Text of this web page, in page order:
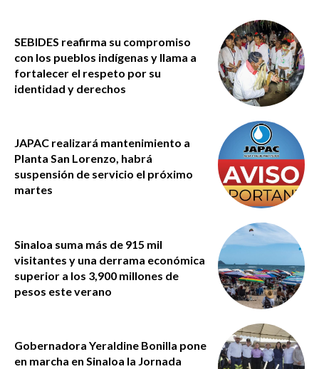
SEBIDES reafirma su compromiso
con los pueblos indígenas y llama a
fortalecer el respeto por su
identidad y derechos
JAPAC realizará mantenimiento a
Planta San Lorenzo, habrá
suspensión de servicio el próximo
martes
Sinaloa suma más de 915 mil
visitantes y una derrama económica
superior a los 3,900 millones de
pesos este verano
Gobernadora Yeraldine Bonilla pone
en marcha en Sinaloa la Jornada